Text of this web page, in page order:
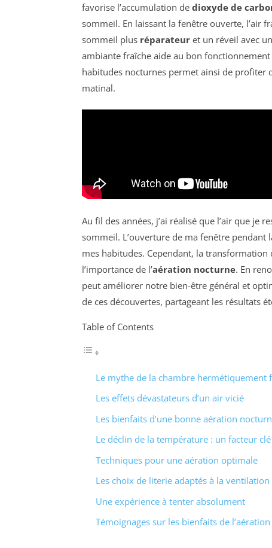
favorise l’accumulation de dioxyde de
sommeil. En laissant la fenêtre ouverte, l’air
sommeil plus réparateur et un réveil avec
ambiante fraîche aide au bon
habitudes nocturnes permet ainsi de profiter
matinal.
Au fil des années, j’ai réalisé que l’air que je
sommeil. L’ouverture de ma fenêtre
mes habitudes. Cependant, la transformation
l’importance de l’aération nocturne. En
peut améliorer notre bien-être général et
de ces découvertes, partageant les résultats
Table of Contents
Le mythe de la chambre hermétiquement
Les effets dévastateurs d’un air vicié
Les bienfaits d’une bonne aération
Le déclin de la température : un facteur clé
Techniques pour une aération optimale
Les choix de literie adaptés à la
Une expérience à tenter absolument
Témoignages sur les bienfaits de